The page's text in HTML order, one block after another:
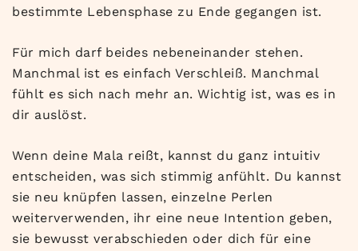
bestimmte Lebensphase zu Ende gegangen ist.
Für mich darf beides nebeneinander stehen.
Manchmal ist es einfach Verschleiß. Manchmal
fühlt es sich nach mehr an. Wichtig ist, was es in
dir auslöst.
Wenn deine Mala reißt, kannst du ganz intuitiv
entscheiden, was sich stimmig anfühlt. Du kannst
sie neu knüpfen lassen, einzelne Perlen
weiterverwenden, ihr eine neue Intention geben,
sie bewusst verabschieden oder dich für eine